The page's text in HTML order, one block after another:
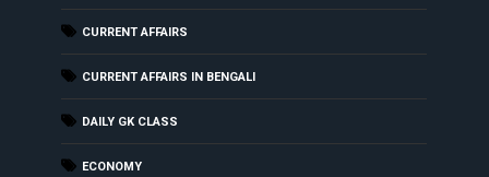
CURRENT AFFAIRS
CURRENT AFFAIRS IN BENGALI
DAILY GK CLASS
ECONOMY